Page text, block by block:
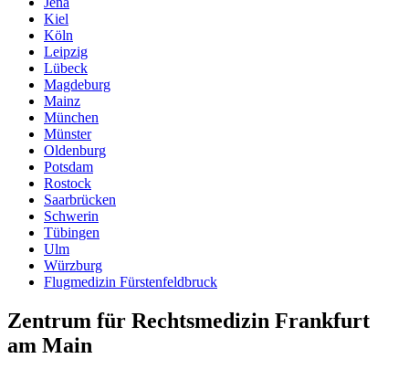
Kiel
Köln
Leipzig
Lübeck
Magdeburg
Mainz
München
Münster
Oldenburg
Potsdam
Rostock
Saarbrücken
Schwerin
Tübingen
Ulm
Würzburg
Flugmedizin Fürstenfeldbruck
Zentrum für Rechtsmedizin Frankfurt
am Main